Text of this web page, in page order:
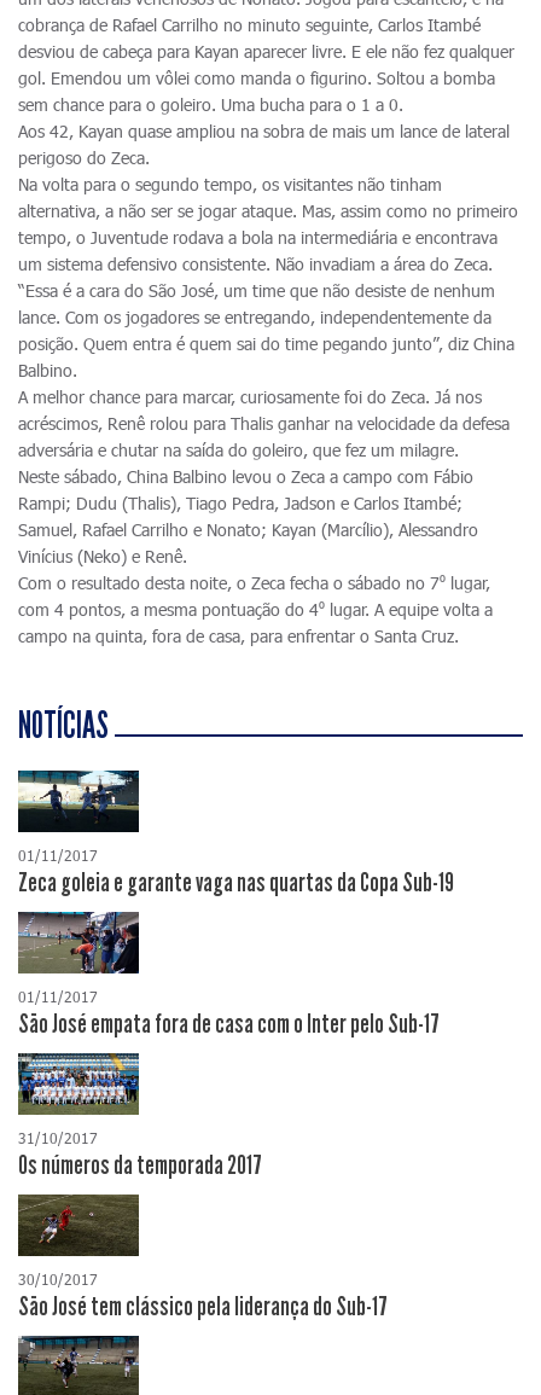
cobrança de Rafael Carrilho no minuto seguinte, Carlos Itambé
desviou de cabeça para Kayan aparecer livre. E ele não fez qualquer
gol. Emendou um vôlei como manda o figurino. Soltou a bomba
sem chance para o goleiro. Uma bucha para o 1 a 0.
Aos 42, Kayan quase ampliou na sobra de mais um lance de lateral
perigoso do Zeca.
Na volta para o segundo tempo, os visitantes não tinham
alternativa, a não ser se jogar ataque. Mas, assim como no primeiro
tempo, o Juventude rodava a bola na intermediária e encontrava
um sistema defensivo consistente. Não invadiam a área do Zeca.
“Essa é a cara do São José, um time que não desiste de nenhum
lance. Com os jogadores se entregando, independentemente da
posição. Quem entra é quem sai do time pegando junto”, diz China
Balbino.
A melhor chance para marcar, curiosamente foi do Zeca. Já nos
acréscimos, Renê rolou para Thalis ganhar na velocidade da defesa
adversária e chutar na saída do goleiro, que fez um milagre.
Neste sábado, China Balbino levou o Zeca a campo com Fábio
Rampi; Dudu (Thalis), Tiago Pedra, Jadson e Carlos Itambé;
Samuel, Rafael Carrilho e Nonato; Kayan (Marcílio), Alessandro
Vinícius (Neko) e Renê.
Com o resultado desta noite, o Zeca fecha o sábado no 7⁰ lugar,
com 4 pontos, a mesma pontuação do 4⁰ lugar. A equipe volta a
campo na quinta, fora de casa, para enfrentar o Santa Cruz.
NOTÍCIAS
01/11/2017
Zeca goleia e garante vaga nas quartas da Copa Sub-19
01/11/2017
São José empata fora de casa com o Inter pelo Sub-17
31/10/2017
Os números da temporada 2017
30/10/2017
São José tem clássico pela liderança do Sub-17